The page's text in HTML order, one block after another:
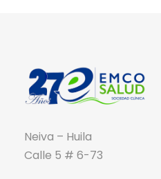
Neiva – Huila
Calle 5 # 6-73